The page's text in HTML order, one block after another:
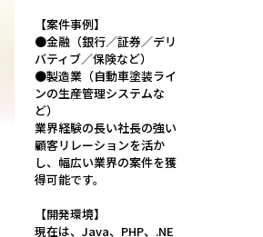
【案件事例】
●金融（銀行／証券／デリ
バティブ／保険など）
●製造業（自動車塗装ライ
ンの生産管理システムな
ど）
業界経験の長い社長の強い
顧客リレーションを活か
し、幅広い業界の案件を獲
得可能です。
【開発環境】
現在は、Java、PHP、.NE